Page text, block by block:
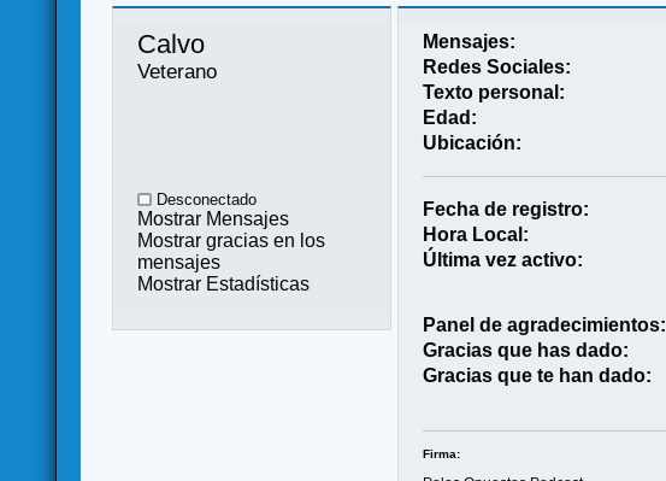
Calvo
Veterano
Desconectado
Mostrar Mensajes
Mostrar gracias en los
mensajes
Mostrar Estadísticas
Mensajes:
Redes Sociales:
Texto personal:
Edad:
Ubicación:
Fecha de registro:
Hora Local:
Última vez activo:
Panel de agradecimientos:
Gracias que has dado:
Gracias que te han dado:
Firma: